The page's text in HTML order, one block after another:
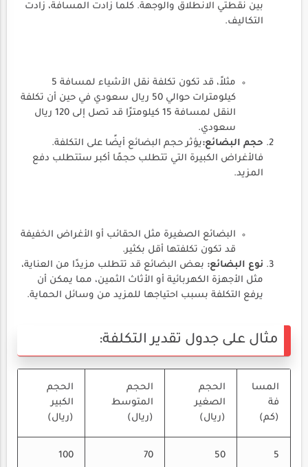
بين نقطتي الانطلاق والوجهة. كلما زادت المسافة، زادت
التكاليف.
مثلاً، قد تكون تكلفة نقل الأشياء لمسافة 5
كيلومترات حوالي 50 ريال سعودي في حين أن تكلفة
النقل لمسافة 15 كيلومترًا قد تصل إلى 120 ريال
سعودي.
حجم البضائع:يؤثر حجم البضائع أيضًا على التكلفة.
فالأغراض الكبيرة التي تتطلب حجمًا أكبر ستتطلب دفع
المزيد.
البضائع الصغيرة مثل الحقائب أو الأغراض الخفيفة
قد تكون تكلفتها أقل بكثير.
نوع البضائع: بعض البضائع قد تتطلب مزيدًا من العناية،
مثل الأجهزة الكهربائية أو الأثاث الثمين، مما يمكن أن
يرفع التكلفة بسبب احتياجها للمزيد من وسائل الحماية.
مثال على جدول تقدير التكلفة:
المسا
فة
(كم)
الحجم
الصغير
(ريال)
الحجم
المتوسط
(ريال)
الحجم
الكبير
(ريال)
5
50
70
100